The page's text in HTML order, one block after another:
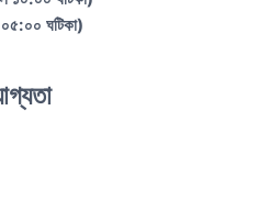
ঘটিকা)